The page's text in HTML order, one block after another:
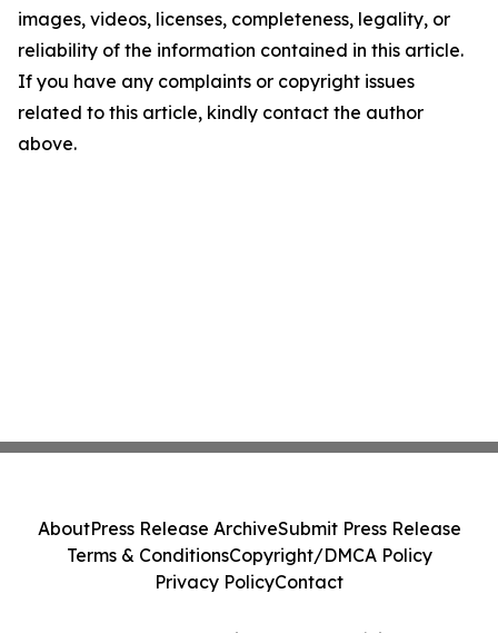
images, videos, licenses, completeness, legality, or
reliability of the information contained in this article.
If you have any complaints or copyright issues
related to this article, kindly contact the author
above.
AboutPress Release ArchiveSubmit Press Release
Terms & ConditionsCopyright/DMCA Policy
Privacy PolicyContact